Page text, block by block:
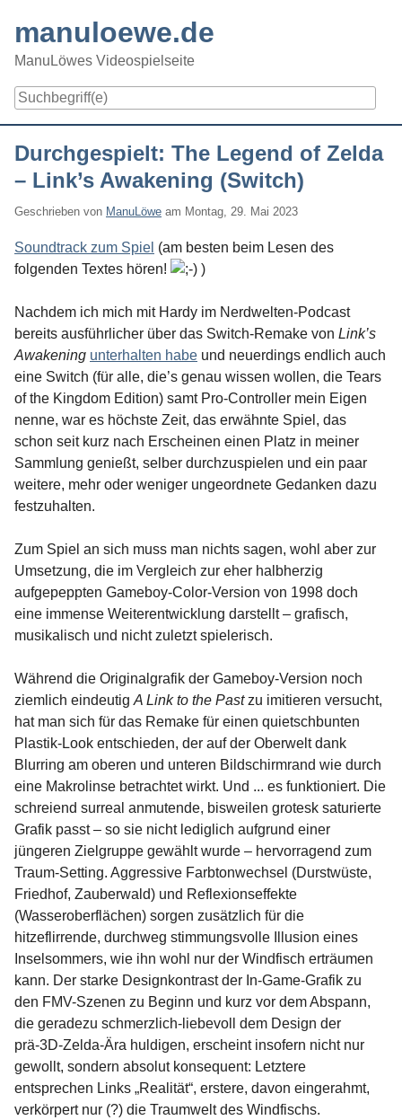
content
manuloewe.de
ManuLöwes Videospielseite
Durchgespielt: The Legend of Zelda
– Link’s Awakening (Switch)
Geschrieben von ManuLöwe am Montag, 29. Mai 2023
Soundtrack zum Spiel (am besten beim Lesen des
folgenden Textes hören!
)
Nachdem ich mich mit Hardy im Nerdwelten-Podcast
bereits ausführlicher über das Switch-Remake von Link’s
Awakening unterhalten habe und neuerdings endlich auch
eine Switch (für alle, die’s genau wissen wollen, die Tears
of the Kingdom Edition) samt Pro-Controller mein Eigen
nenne, war es höchste Zeit, das erwähnte Spiel, das
schon seit kurz nach Erscheinen einen Platz in meiner
Sammlung genießt, selber durchzuspielen und ein paar
weitere, mehr oder weniger ungeordnete Gedanken dazu
festzuhalten.
Zum Spiel an sich muss man nichts sagen, wohl aber zur
Umsetzung, die im Vergleich zur eher halbherzig
aufgepeppten Gameboy-Color-Version von 1998 doch
eine immense Weiterentwicklung darstellt – grafisch,
musikalisch und nicht zuletzt spielerisch.
Während die Originalgrafik der Gameboy-Version noch
ziemlich eindeutig A Link to the Pastzu imitieren versucht,
hat man sich für das Remake für einen quietschbunten
Plastik-Look entschieden, der auf der Oberwelt dank
Blurring am oberen und unteren Bildschirmrand wie durch
eine Makrolinse betrachtet wirkt. Und ... es funktioniert. Die
schreiend surreal anmutende, bisweilen grotesk saturierte
Grafik passt – so sie nicht lediglich aufgrund einer
jüngeren Zielgruppe gewählt wurde – hervorragend zum
Traum-Setting. Aggressive Farbtonwechsel (Durstwüste,
Friedhof, Zauberwald) und Reflexionseffekte
(Wasseroberflächen) sorgen zusätzlich für die
hitzeflirrende, durchweg stimmungsvolle Illusion eines
Inselsommers, wie ihn wohl nur der Windfisch erträumen
kann. Der starke Designkontrast der In-Game-Grafik zu
den FMV-Szenen zu Beginn und kurz vor dem Abspann,
die geradezu schmerzlich-liebevoll dem Design der
prä-3D-Zelda-Ära huldigen, erscheint insofern nicht nur
gewollt, sondern absolut konsequent: Letztere
entsprechen Links „Realität“, erstere, davon eingerahmt,
verkörpert nur (?) die Traumwelt des Windfischs.